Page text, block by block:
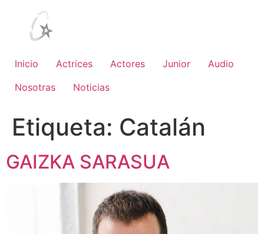
Inicio Actrices Actores Junior
Audio
Nosotras
Noticias
Etiqueta: Catalán
GAIZKA SARASUA